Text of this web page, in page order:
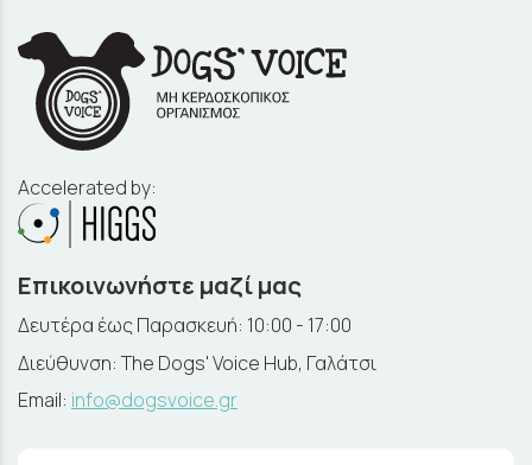
Accelerated by:
Επικοινωνήστε μαζί μας
Δευτέρα έως Παρασκευή: 10:00 - 17:00
Διεύθυνση: The Dogs' Voice Hub, Γαλάτσι
Email: info@dogsvoice.gr